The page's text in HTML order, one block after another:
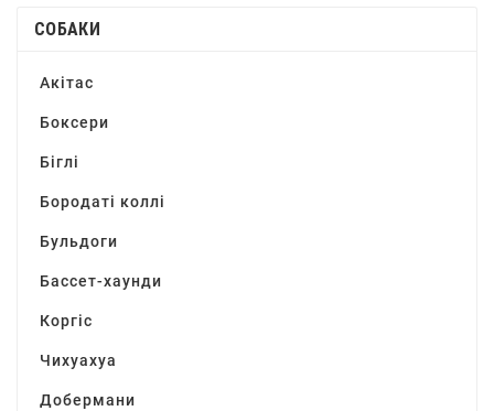
СОБАКИ
Акітас
Боксери
Біглі
Бородаті коллі
Бульдоги
Бассет-хаунди
Коргіс
Чихуахуа
Добермани